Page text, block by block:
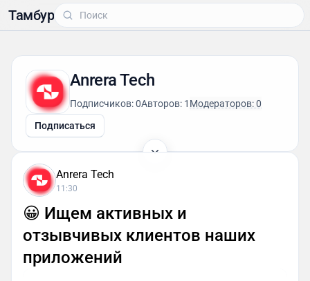
Тамбур
Anrera Tech
Подписчиков: 0Авторов: 1 Модераторов: 0
Подписаться
Anrera Tech
11:30
😀 Ищем активных и
отзывчивых клиентов наших
приложений